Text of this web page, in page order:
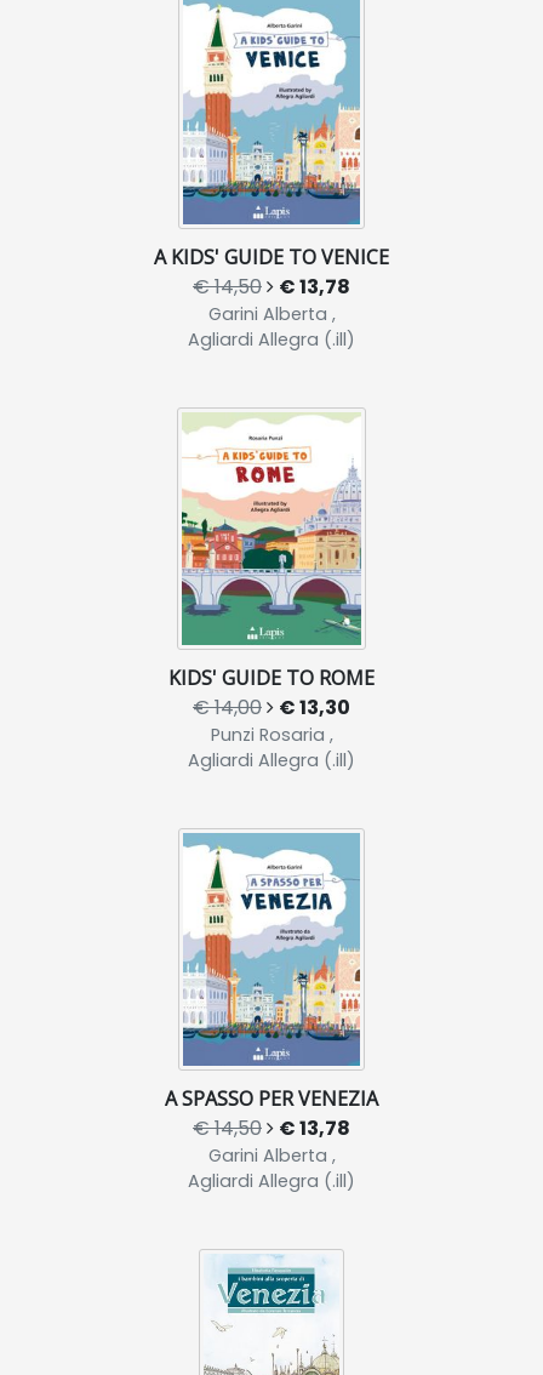
A KIDS' GUIDE TO VENICE
€ 14,50 € 13,78
Garini Alberta ,
Agliardi Allegra (.ill)
KIDS' GUIDE TO ROME
€ 14,00 € 13,30
Punzi Rosaria ,
Agliardi Allegra (.ill)
A SPASSO PER VENEZIA
€ 14,50 € 13,78
Garini Alberta ,
Agliardi Allegra (.ill)